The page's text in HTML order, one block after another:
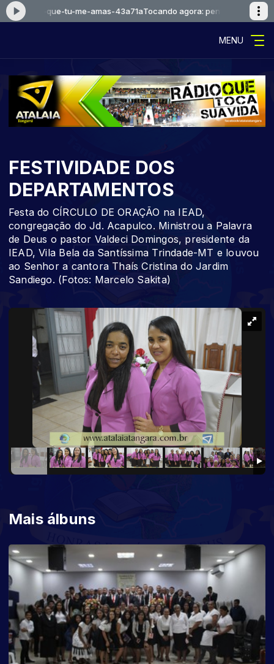
eu-sei-que-tu-me-amas-43a71aTocando agora: pentecostal-1-eu-
MENU
FESTIVIDADE DOS
DEPARTAMENTOS
Festa do CÍRCULO DE ORAÇÃO na IEAD,
congregação do Jd. Acapulco. Ministrou a Palavra
de Deus o pastor Valdeci Domingos, presidente da
IEAD, Vila Bela da Santíssima Trindade-MT e louvou
ao Senhor a cantora Thaís Cristina do Jardim
Sandiego. (Fotos: Marcelo Sakita)
Mais álbuns